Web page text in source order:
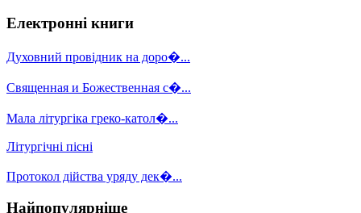
Електронні книги
Духовний провідник на доро�...
Священная и Божественная с�...
Мала літургіка греко-катол�...
Літургічні пісні
Протокол дійства уряду дек�...
Найпопулярніше